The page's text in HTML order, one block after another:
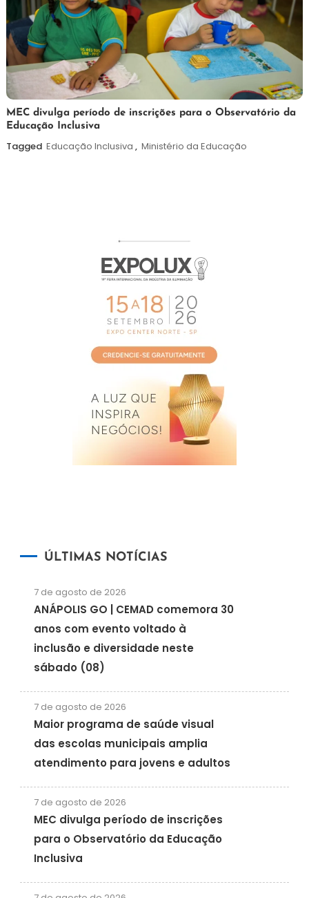
7
de
agosto
Maurilio
MEC divulga período de inscrições para o Observatório da
Educação Inclusiva
Tagged Educação Inclusiva , Ministério da Educação
ÚLTIMAS NOTÍCIAS
7 de agosto de 2026
ANÁPOLIS GO | CEMAD comemora 30
anos com evento voltado à
inclusão e diversidade neste
sábado (08)
7 de agosto de 2026
Maior programa de saúde visual
das escolas municipais amplia
atendimento para jovens e adultos
7 de agosto de 2026
MEC divulga período de inscrições
para o Observatório da Educação
Inclusiva